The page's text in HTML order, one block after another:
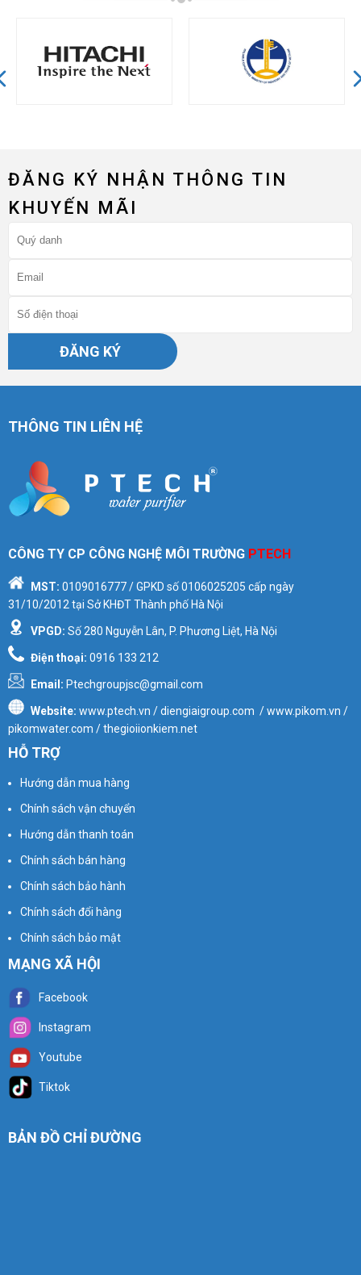
ĐĂNG KÝ NHẬN THÔNG TIN
KHUYẾN MÃI
ĐĂNG KÝ
THÔNG TIN LIÊN HỆ
CÔNG TY CP CÔNG NGHỆ MÔI TRƯỜNG PTECH
MST: 0109016777/ GPKD số0106025205 cấp ngày
31/10/2012 tại Sở KHĐT Thành phố Hà Nội
VPGD: Số 280 Nguyễn Lân, P. Phương Liệt, Hà Nội
Điện thoại: 0916 133 212
Email: Ptechgroupjsc@gmail.com
Website: www.ptech.vn / diengiaigroup.com / www.pikom.vn /
pikomwater.com / thegioiionkiem.net
HỖ TRỢ
Hướng dẫn mua hàng
Chính sách vận chuyển
Hướng dẫn thanh toán
Chính sách bán hàng
Chính sách bảo hành
Chính sách đổi hàng
Chính sách bảo mật
MẠNG XÃ HỘI
Facebook
Instagram
Youtube
Tiktok
BẢN ĐỒ CHỈ ĐƯỜNG